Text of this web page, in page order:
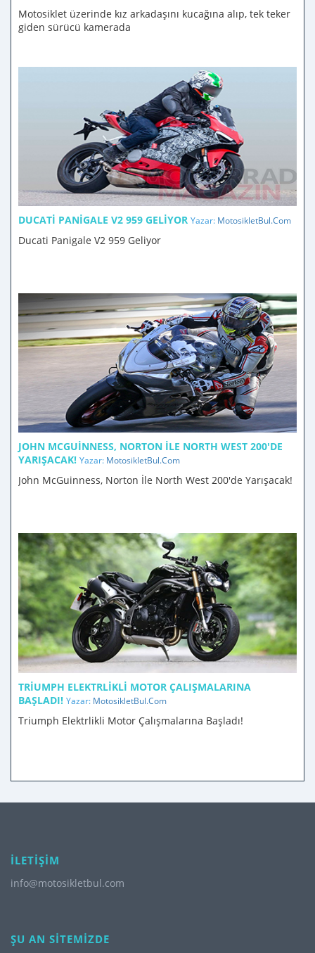
Motosiklet üzerinde kız arkadaşını kucağına alıp, tek teker
giden sürücü kamerada
DUCATI PANIGALE V2 959 GELIYOR Yazar: MotosikletBul.Com
Ducati Panigale V2 959 Geliyor
JOHN MCGUINNESS, NORTON İLE NORTH WEST 200'DE
YARIŞACAK! Yazar: MotosikletBul.Com
John McGuinness, Norton İle North West 200'de Yarışacak!
TRIUMPH ELEKTRLIKLI MOTOR ÇALIŞMALARINA
BAŞLADI! Yazar: MotosikletBul.Com
Triumph Elektrlikli Motor Çalışmalarına Başladı!
İLETİŞİM
info@motosikletbul.com
ŞU AN SİTEMİZDE